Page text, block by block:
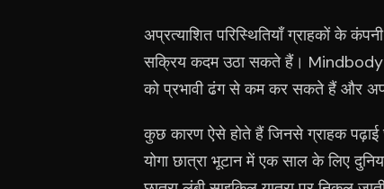
अप्रत्याशित परिस्थितियाँ ग्राहकों के
सक्रिय कदम उठा सकते हैं।
को प्रभावी ढंग से कम कर सकते हैं और
कुछ कारण ऐसे होते हैं जिनसे ग्राहक
योगा छात्रा भूटान में एक साल के लिए